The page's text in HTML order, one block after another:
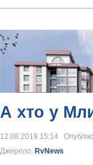
А хто у
12.08.2019 15:14
Джерело: RvNews